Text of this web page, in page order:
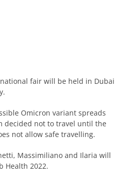
fair will be held in Dubai
Omicron variant spreads
decided not to travel until the
not allow safe travelling.
Massimiliano and Ilaria will
Health 2022.